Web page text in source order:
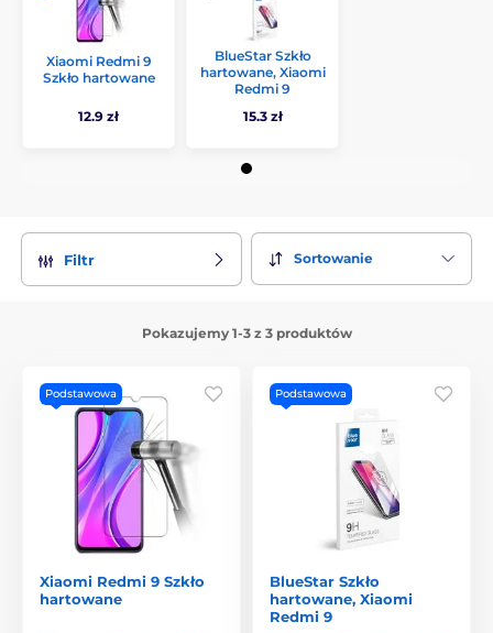
Xiaomi Redmi 9
Szkło hartowane
12.9 zł
BlueStar Szkło
hartowane, Xiaomi
Redmi 9
15.3 zł
Filtr Sortowanie
Pokazujemy 1-3 z 3 produktów
Podstawowa
Xiaomi Redmi 9 Szkło
hartowane
Podstawowa
BlueStar Szkło
hartowane, Xiaomi
Redmi 9